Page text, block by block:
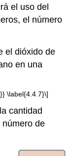
el uso del
el número
el dióxido de
en una
\label{4.4.7}\]
cantidad
número de